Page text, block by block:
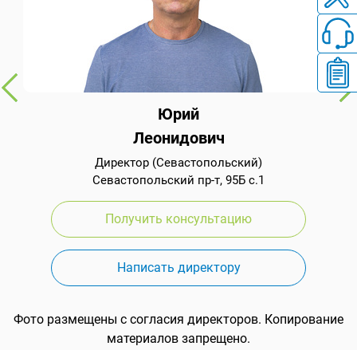
Юрий
Леонидович
Директор (Севастопольский)
Севастопольский пр-т, 95Б с.1
Получить консультацию
Написать директору
Фото размещены с согласия директоров. Копирование
материалов запрещено.